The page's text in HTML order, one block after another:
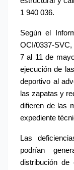
1 940 036.
Según el
OCI/0337-
7 al 11 de
ejecución de
deportivo al
las zapatas y
difieren de las
expediente
Las
podrían
distribución